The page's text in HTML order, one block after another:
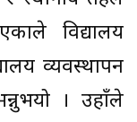
विद्यालय
व्यवस्थापन
। उहाँले